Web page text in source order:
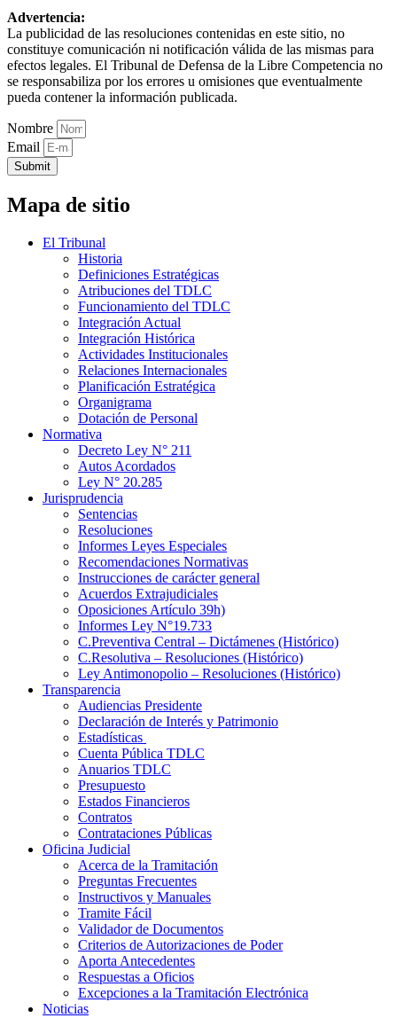
Advertencia:
La publicidad de las resoluciones contenidas en este sitio, no
constituye comunicación ni notificación válida de las mismas para
efectos legales. El Tribunal de Defensa de la Libre Competencia no
se responsabiliza por los errores u omisiones que eventualmente
pueda contener la información publicada.
Nombre
Email
Submit
Mapa de sitio
El Tribunal
Historia
Definiciones Estratégicas
Atribuciones del TDLC
Funcionamiento del TDLC
Integración Actual
Integración Histórica
Actividades Institucionales
Relaciones Internacionales
Planificación Estratégica
Organigrama
Dotación de Personal
Normativa
Decreto Ley N° 211
Autos Acordados
Ley N° 20.285
Jurisprudencia
Sentencias
Resoluciones
Informes Leyes Especiales
Recomendaciones Normativas
Instrucciones de carácter general
Acuerdos Extrajudiciales
Oposiciones Artículo 39h)
Informes Ley N°19.733
C.Preventiva Central – Dictámenes (Histórico)
C.Resolutiva – Resoluciones (Histórico)
Ley Antimonopolio – Resoluciones (Histórico)
Transparencia
Audiencias Presidente
Declaración de Interés y Patrimonio
Estadísticas
Cuenta Pública TDLC
Anuarios TDLC
Presupuesto
Estados Financieros
Contratos
Contrataciones Públicas
Oficina Judicial
Acerca de la Tramitación
Preguntas Frecuentes
Instructivos y Manuales
Tramite Fácil
Validador de Documentos
Criterios de Autorizaciones de Poder
Aporta Antecedentes
Respuestas a Oficios
Excepciones a la Tramitación Electrónica
Noticias